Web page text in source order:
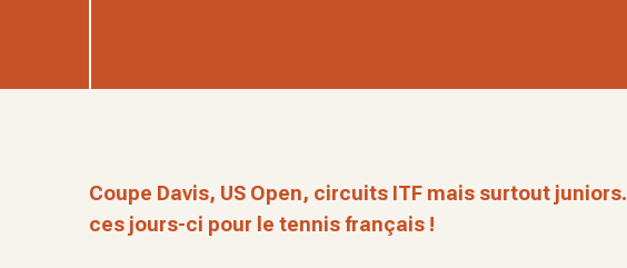
Coupe Davis, US Open, circuits ITF mais surtout
ces jours-ci pour le tennis français !